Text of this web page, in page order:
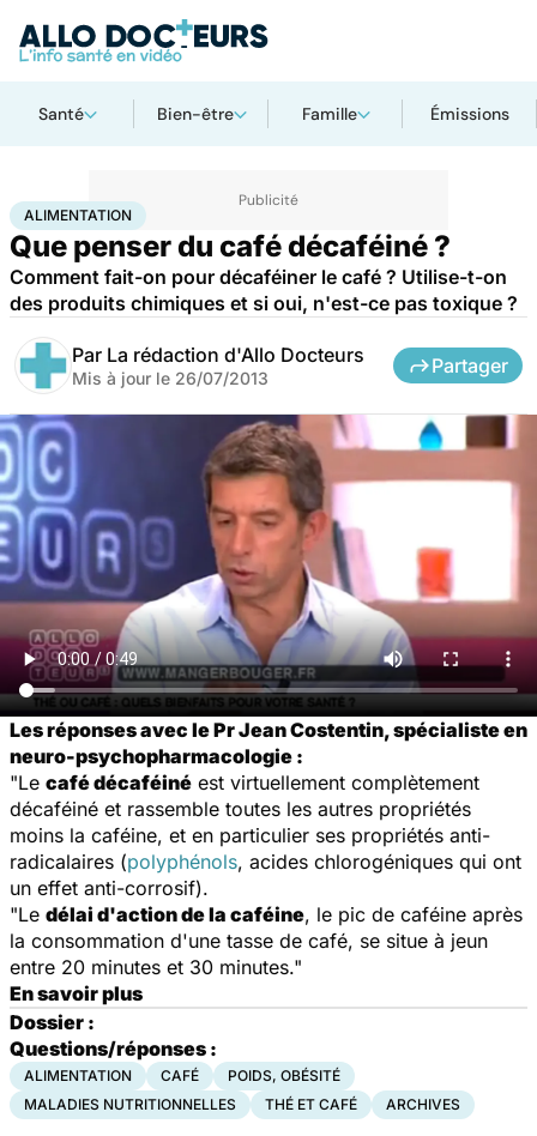
Santé Bien-être Famille Émissions
AccueilSantéMaladies Alimentation
ALIMENTATION
Que penser du café décaféiné ?
Comment fait-on pour décaféiner le café ? Utilise-t-on
des produits chimiques et si oui, n'est-ce pas toxique ?
Par La rédaction d'Allo Docteurs
Mis à jour le 26/07/2013
Partager
Les réponses avec le Pr Jean Costentin, spécialiste en
neuro-psychopharmacologie :
"Le café décaféiné est virtuellement complètement
décaféiné et rassemble toutes les autres propriétés
moins la caféine, et en particulier ses propriétés anti-
radicalaires (polyphénols, acides chlorogéniques qui ont
un effet anti-corrosif).
"Le délai d'action de la caféine, le pic de caféine après
la consommation d'une tasse de café, se situe à jeun
entre 20 minutes et 30 minutes."
En savoir plus
Dossier :
Questions/réponses :
ALIMENTATION CAFÉ
POIDS, OBÉSITÉ
MALADIES NUTRITIONNELLES
THÉ ET CAFÉ ARCHIVES